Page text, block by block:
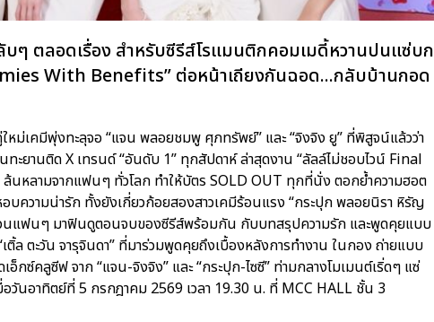
ๆ ตลอดเรื่อง สำหรับซีรีส์โรแมนติกคอมเมดี้หวานปนแซ่บก
With Benefits” ต่อหน้าเถียงกันฉอด...กลับบ้านกอด
ม่เคมีพุ่งทะลุจอ “แจน พลอยชมพู ศุภทรัพย์” และ “จิงจิง ยู” ที่พิสูจน์แล้วว่า
ะยานติด X เทรนด์ “อันดับ 1” ทุกสัปดาห์ ล่าสุดงาน “ลัลล์ไม่ชอบไวน์ Final
นหลามจากแฟนๆ ทั่วโลก ทำให้บัตร SOLD OUT ทุกที่นั่ง ตอกย้ำความฮอต
บความน่ารัก ทั้งยังเกี่ยวก้อยสองสาวเคมีร้อนแรง “กระปุก พลอยนิรา หิรัญ
ชวนแฟนๆ มาฟินดูตอนจบของซีรีส์พร้อมกัน กับบทสรุปความรัก และพูดคุยแบบ
ล ตะวัน จารุจินดา” ที่มาร่วมพูดคุยถึงเบื้องหลังการทำงาน ในกอง ถ่ายแบบ
อ็กซ์คลูซีฟ จาก “แจน-จิงจิง” และ “กระปุก-ไซซี” ท่ามกลางโมเมนต์เริ่ดๆ แซ่
นอาทิตย์ที่ 5 กรกฎาคม 2569 เวลา 19.30 น. ที่ MCC HALL ชั้น 3